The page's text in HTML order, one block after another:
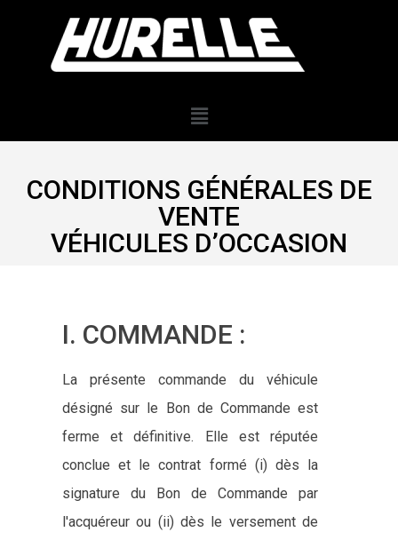
CONDITIONS GÉNÉRALES DE
VENTE
VÉHICULES D’OCCASION
I. COMMANDE :
La présente commande du véhicule
désigné sur le Bon de Commande est
ferme et définitive. Elle est réputée
conclue et le contrat formé (i) dès la
signature du Bon de Commande par
l'acquéreur ou (ii) dès le versement de